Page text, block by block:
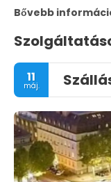
Bővebb
11
máj.